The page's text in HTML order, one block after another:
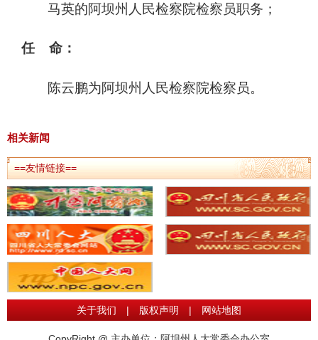
马英的阿坝州人民检察院检察员职务；
任 命：
陈云鹏为阿坝州人民检察院检察员。
相关新闻
==友情链接==
关于我们 | 版权声明 | 网站地图